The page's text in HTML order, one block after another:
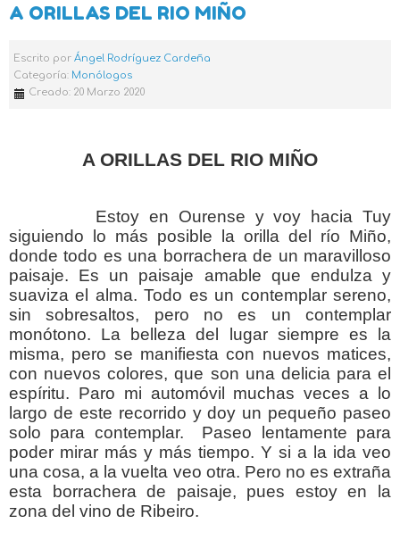
A ORILLAS DEL RIO MIÑO
Escrito por Ángel Rodríguez Cardeña
Categoría: Monólogos
Creado: 20 Marzo 2020
A ORILLAS DEL RIO MIÑO
Estoy en Ourense y voy hacia Tuy
siguiendo lo más posible la orilla del río Miño,
donde todo es una borrachera de un maravilloso
paisaje. Es un paisaje amable que endulza y
suaviza el alma. Todo es un contemplar sereno,
sin sobresaltos, pero no es un contemplar
monótono. La belleza del lugar siempre es la
misma, pero se manifiesta con nuevos matices,
con nuevos colores, que son una delicia para el
espíritu. Paro mi automóvil muchas veces a lo
largo de este recorrido y doy un pequeño paseo
solo para contemplar.
Paseo lentamente para
poder mirar más y más tiempo. Y si a la ida veo
una cosa, a la vuelta veo otra. Pero no es extraña
esta borrachera de paisaje, pues estoy en la
zona del vino de Ribeiro.